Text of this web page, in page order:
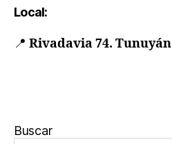
Local:
📍 Rivadavia 74. Tunuyán
Buscar